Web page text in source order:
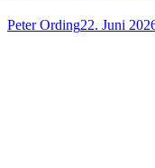
Peter Ording22. Juni